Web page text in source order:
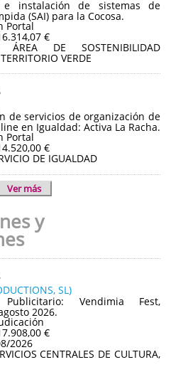
e instalación de sistemas de
(SAI) para la Cocosa.
Portal
€
ÁREA DE SOSTENIBILIDAD
VERDE
de servicios de organización de
en Igualdad: Activa La Racha.
Portal
€
DE IGUALDAD
Ver más
y
SL)
Publicitario: Vendimia Fest,
2026.
€
2026
CENTRALES DE CULTURA,